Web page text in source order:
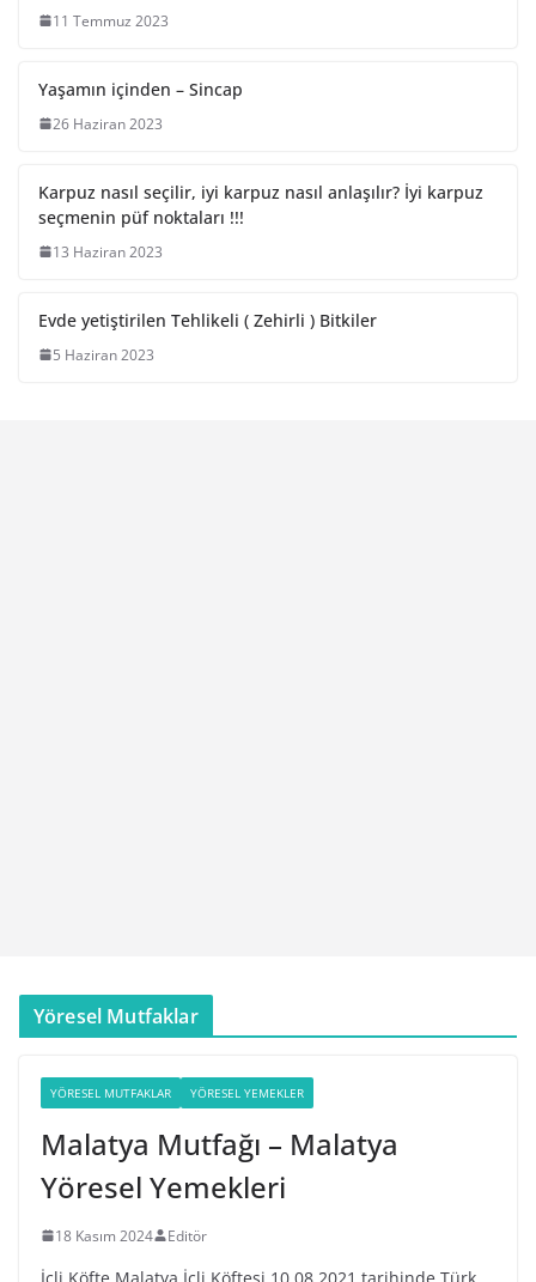
11 Temmuz 2023
Yaşamın içinden – Sincap
26 Haziran 2023
Karpuz nasıl seçilir, iyi karpuz nasıl anlaşılır? İyi karpuz
seçmenin püf noktaları !!!
13 Haziran 2023
Evde yetiştirilen Tehlikeli ( Zehirli ) Bitkiler
5 Haziran 2023
Yöresel Mutfaklar
YÖRESEL MUTFAKLAR YÖRESEL YEMEKLER
Malatya Mutfağı – Malatya
Yöresel Yemekleri
18 Kasım 2024 Editör